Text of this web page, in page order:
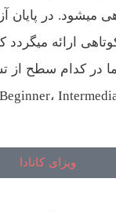
امتیازدهی میشود. در
ارائه میگردد
کدام سطح از
ویزای کانادا